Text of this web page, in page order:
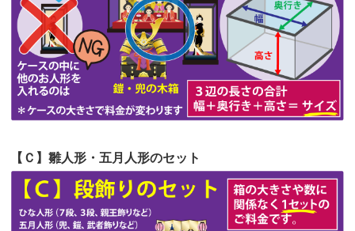
第53回人形供養祭令和4年7月1日(金)
第52回人形供養祭令和4年5月17日(火)
第51回人形供養祭令和4年4月18日(月)
第50回人形供養祭令和4年3月15日(火)
第49回人形供養祭令和4年1月17日(月)
第48回人形供養祭令和3年12月3日(金)
第47回人形供養祭 令和3年10月11日(月)
【Ｃ】雛人形・五月人形のセット